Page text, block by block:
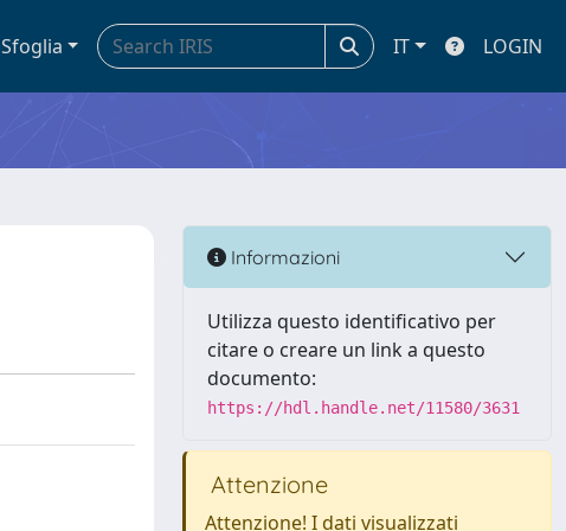
Sfoglia IT LOGIN
Informazioni
Utilizza questo identificativo per
citare o creare un link a questo
documento:
https://hdl.handle.net/11580/3631
Attenzione
Attenzione! I dati visualizzati